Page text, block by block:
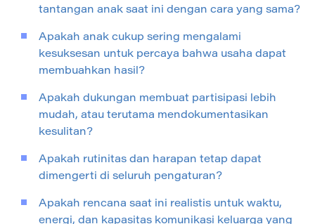
tantangan anak saat ini dengan cara yang sama?
Apakah anak cukup sering mengalami
kesuksesan untuk percaya bahwa usaha dapat
membuahkan hasil?
Apakah dukungan membuat partisipasi lebih
mudah, atau terutama mendokumentasikan
kesulitan?
Apakah rutinitas dan harapan tetap dapat
dimengerti di seluruh pengaturan?
Apakah rencana saat ini realistis untuk waktu,
energi, dan kapasitas komunikasi keluarga yang